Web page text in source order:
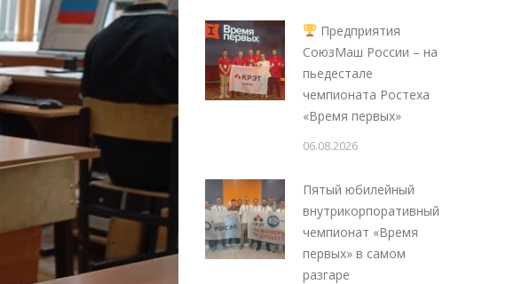
Предприятия
СоюзМаш России – на
пьедестале
чемпионата Ростеха
«Время первых»
06.08.2026
Пятый юбилейный
внутрикорпоративный
чемпионат «Время
первых» в самом
разгаре